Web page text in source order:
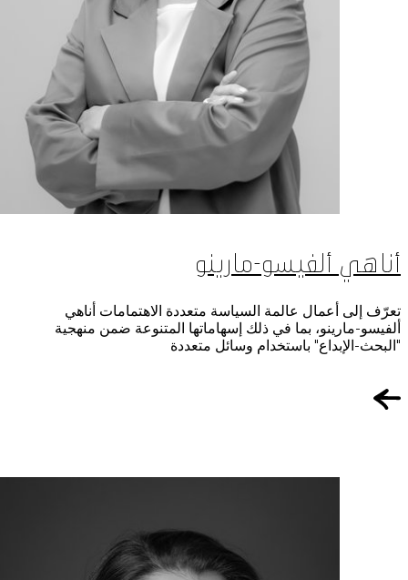
أناهي ألفيسو-مارينو
تعرّف إلى أعمال عالمة السياسة متعددة الاهتمامات أناهي
ألفيسو-مارينو، بما في ذلك إسهاماتها المتنوعة ضمن منهجية
"البحث-الإبداع" باستخدام وسائل متعددة